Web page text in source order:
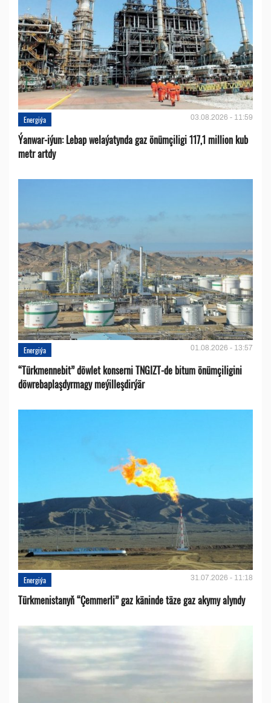
Energiýa 03.08.2026 - 11:59
Ýanwar-iýun: Lebap welaýatynda gaz önümçiligi 117,1 million kub
metr artdy
Energiýa 01.08.2026 - 13:57
“Türkmennebit” döwlet konserni TNGIZT-de bitum önümçiligini
döwrebaplaşdyrmagy meýilleşdirýär
Energiýa 31.07.2026 - 11:18
Türkmenistanyň “Çemmerli” gaz käninde täze gaz akymy alyndy